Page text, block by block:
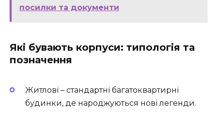
посилки та документи
Які бувають корпуси: типологія та
позначення
Житлові – стандартні багатоквартирні
будинки, де народжуються нові легенди.